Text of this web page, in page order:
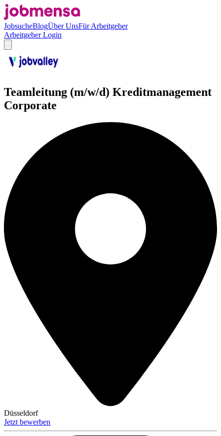
JobsucheBlogÜber UnsFür Arbeitgeber
Arbeitgeber Login
Teamleitung (m/w/d) Kreditmanagement
Corporate
Düsseldorf
Jetzt bewerben